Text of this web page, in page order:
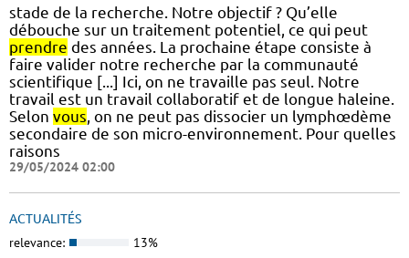
stade de la recherche. Notre objectif ? Qu’elle
débouche sur un traitement potentiel, ce qui peut
prendre des années. La prochaine étape consiste à
faire valider notre recherche par la communauté
scientifique [...] Ici, on ne travaille pas seul. Notre
travail est un travail collaboratif et de longue haleine.
Selon vous, on ne peut pas dissocier un lymphœdème
secondaire de son micro-environnement. Pour quelles
raisons
29/05/2024 02:00
ACTUALITÉS
relevance: 13%